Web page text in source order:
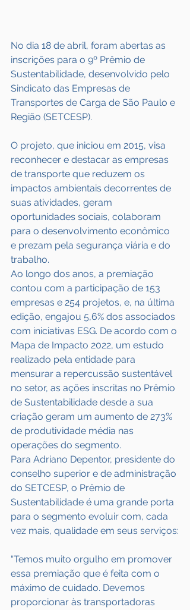
No dia 18 de abril, foram abertas as
inscrições para o 9º Prêmio de
Sustentabilidade, desenvolvido pelo
Sindicato das Empresas de
Transportes de Carga de São Paulo e
Região (SETCESP).
O projeto, que iniciou em 2015, visa
reconhecer e destacar as empresas
de transporte que reduzem os
impactos ambientais decorrentes de
suas atividades, geram
oportunidades sociais, colaboram
para o desenvolvimento econômico
e prezam pela segurança viária e do
trabalho.
Ao longo dos anos, a premiação
contou com a participação de 153
empresas e 254 projetos, e, na última
edição, engajou 5,6% dos associados
com iniciativas ESG. De acordo com o
Mapa de Impacto 2022, um estudo
realizado pela entidade para
mensurar a repercussão sustentável
no setor, as ações inscritas no Prêmio
de Sustentabilidade desde a sua
criação geram um aumento de 273%
de produtividade média nas
operações do segmento.
Para Adriano Depentor, presidente do
conselho superior e de administração
do SETCESP, o Prêmio de
Sustentabilidade é uma grande porta
para o segmento evoluir com, cada
vez mais, qualidade em seus serviços:
“Temos muito orgulho em promover
essa premiação que é feita com o
máximo de cuidado. Devemos
proporcionar às transportadoras